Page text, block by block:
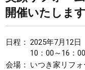
開催いたしま
日程： 2025年7月12日
10：00～16：00
会場： いつき家リフ